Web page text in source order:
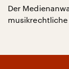
Der